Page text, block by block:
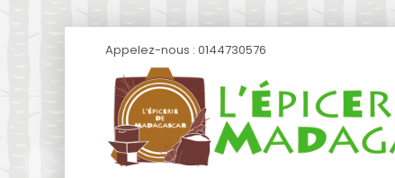
Appelez-nous : 0144730576